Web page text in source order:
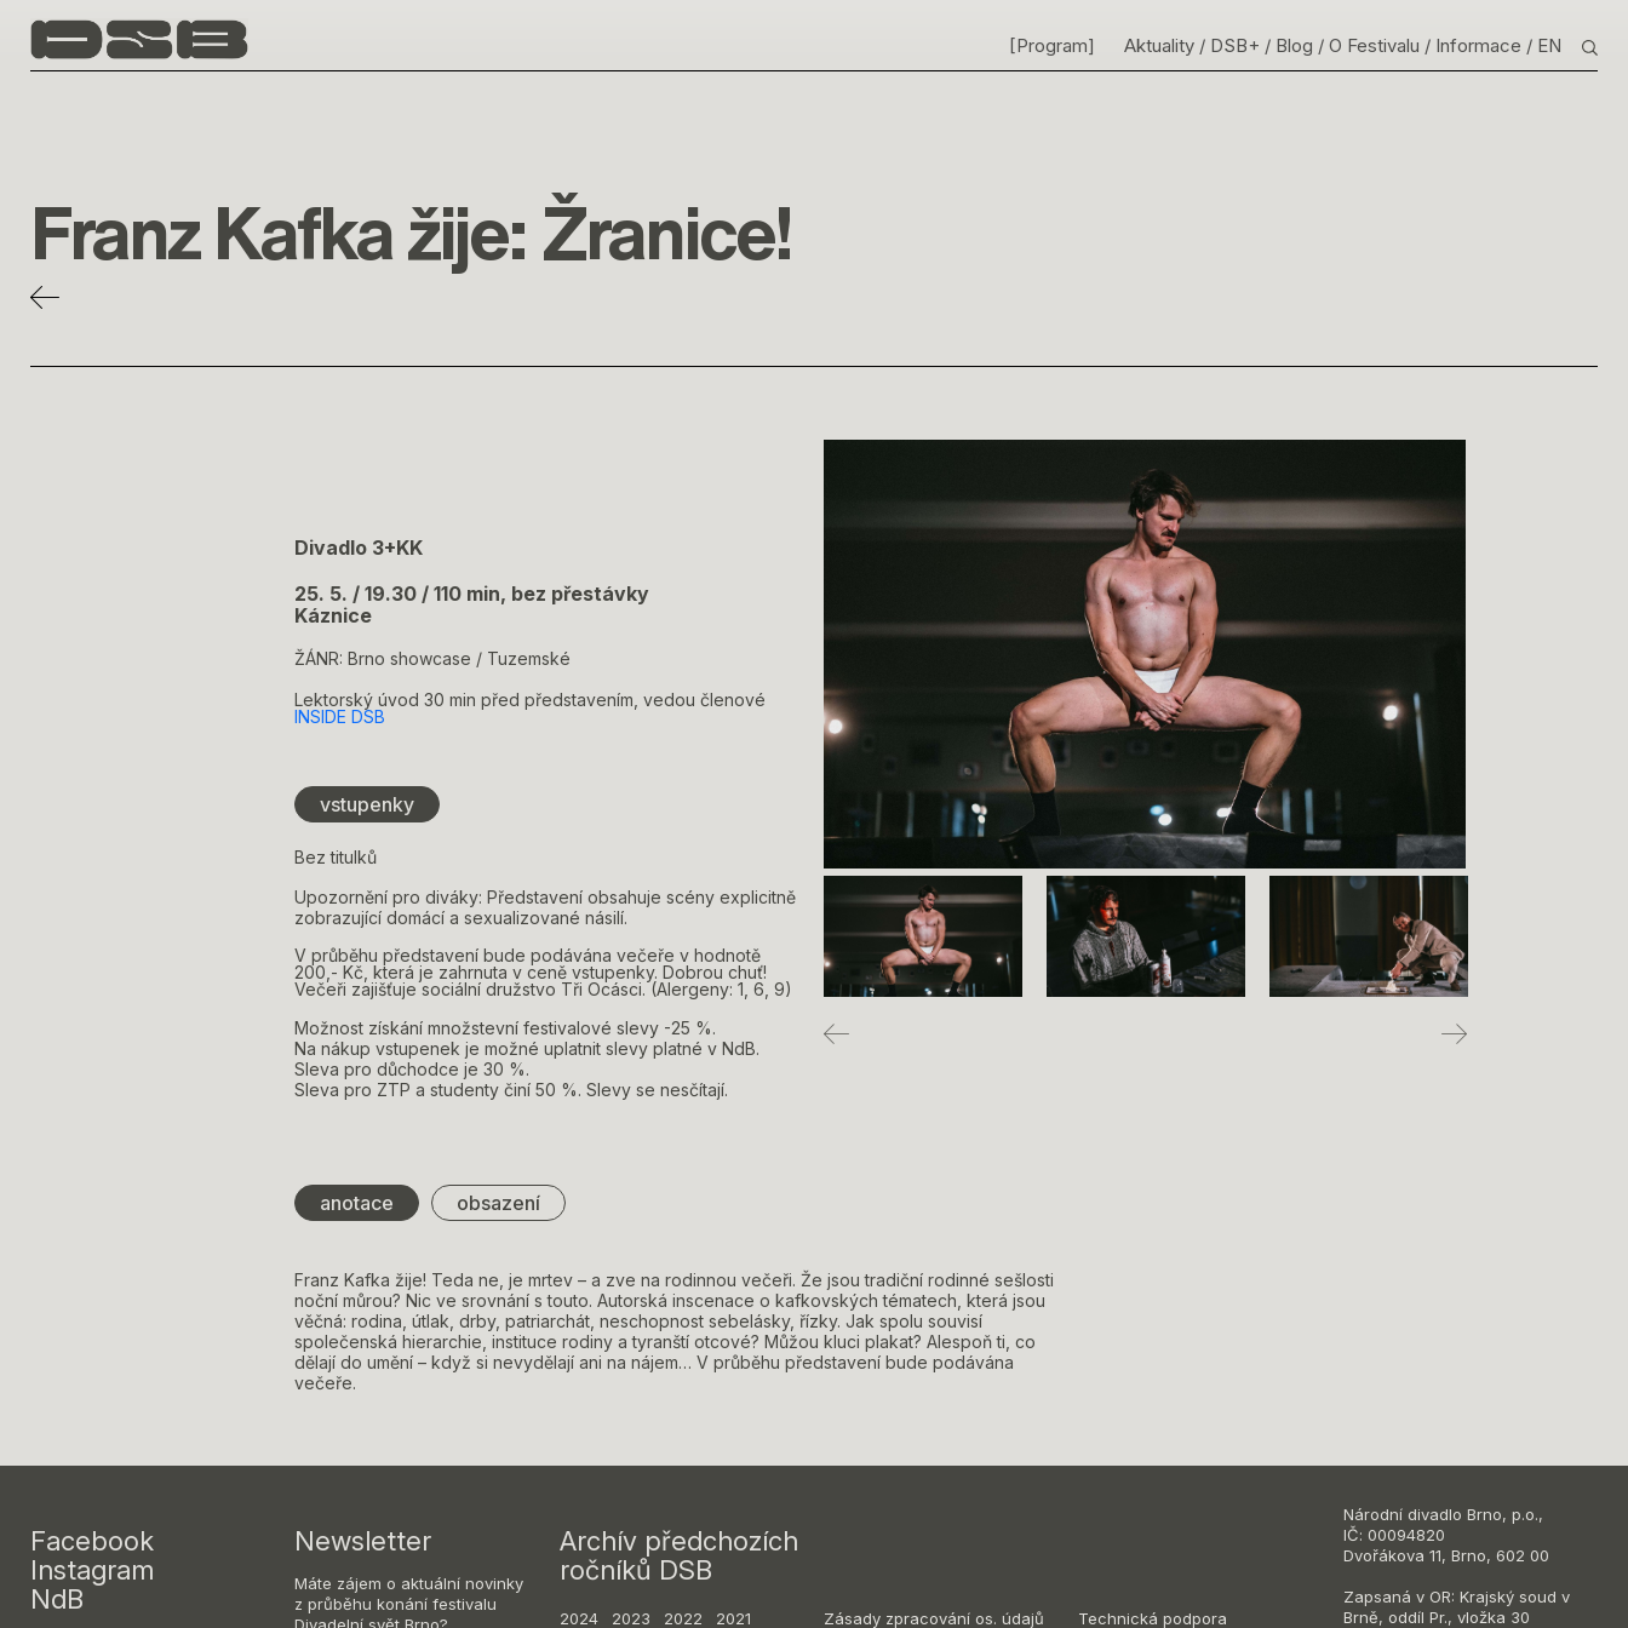
[Program] Aktuality DSB+ Blog O Festivalu Informace EN
Franz Kafka žije: Žranice!
Divadlo 3+KK
25. 5. / 19.30 / 110 min, bez přestávky
Káznice
ŽÁNR: Brno showcase / Tuzemské
Lektorský úvod 30 min před představením, vedou členové
INSIDE DSB
vstupenky
Bez titulků
Upozornění pro diváky: Představení obsahuje scény explicitně
zobrazující domácí a sexualizované násilí.
V průběhu představení bude podávána večeře v hodnotě
200,- Kč, která je zahrnuta v ceně vstupenky. Dobrou chuť!
Večeři zajišťuje sociální družstvo Tři Ocásci. (Alergeny: 1, 6, 9)
Možnost získání množstevní festivalové slevy -25 %.
Na nákup vstupenek je možné uplatnit slevy platné v NdB.
Sleva pro důchodce je 30 %.
Sleva pro ZTP a studenty činí 50 %. Slevy se nesčítají.
anotace obsazení
Franz Kafka žije! Teda ne, je mrtev – a zve na rodinnou večeři. Že jsou tradiční rodinné sešlosti
noční můrou? Nic ve srovnání s touto. Autorská inscenace o kafkovských tématech, která jsou
věčná: rodina, útlak, drby, patriarchát, neschopnost sebelásky, řízky. Jak spolu souvisí
společenská hierarchie, instituce rodiny a tyranští otcové? Můžou kluci plakat? Alespoň ti, co
dělají do umění – když si nevydělají ani na nájem… V průběhu představení bude podávána
večeře.
Facebook
Instagram
NdB
Newsletter
Máte zájem o aktuální novinky
z průběhu konání festivalu
Archív předchozích
ročníků DSB
2024 2023 2022 2021 Zásady zpracování os. údajů Technická podpora
Národní divadlo Brno, p.o.,
IČ: 00094820
Dvořákova 11, Brno, 602 00
Zapsaná v OR: Krajský soud v
Brně, oddíl Pr., vložka 30